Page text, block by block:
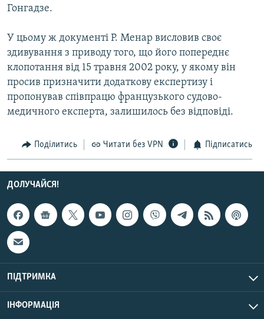
Усі сайти RFE/RL
Гонгадзе.
У цьому ж документі Р. Менар висловив своє
здивування з приводу того, що його попереднє
клопотання від 15 травня 2002 року, у якому він
просив призначити додаткову експертизу і
пропонував співпрацю французького судово-
медичного експерта, залишилось без відповіді.
Поділитись Читати без VPN Підписатись
ДОЛУЧАЙСЯ!
ПІДТРИМКА
ІНФОРМАЦІЯ